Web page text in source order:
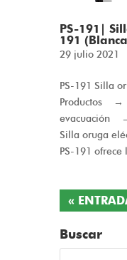
PS-191|
191
29 julio 2021
PS-191 Silla
Productos
evacuación
Silla oruga
PS-191 ofrece
«
Buscar